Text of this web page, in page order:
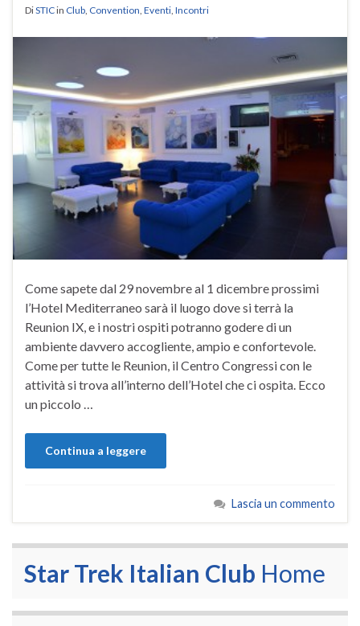
DiSTICin Club Convention Eventi Incontri
Come sapete dal 29 novembre al 1 dicembre prossimi
l’Hotel Mediterraneo sarà il luogo dove si terrà la
Reunion IX, e i nostri ospiti potranno godere di un
ambiente davvero accogliente, ampio e confortevole.
Come per tutte le Reunion, il Centro Congressi con le
attività si trova all’interno dell’Hotel che ci ospita. Ecco
un piccolo …
Continua a leggere
Lascia un commento
Star Trek Italian Club Home